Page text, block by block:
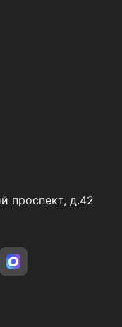
проспект, д.42